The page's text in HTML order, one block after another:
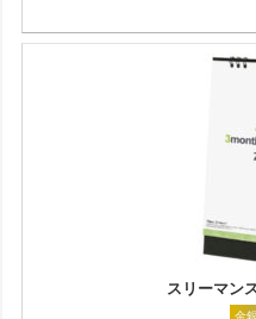
スリーマン
金